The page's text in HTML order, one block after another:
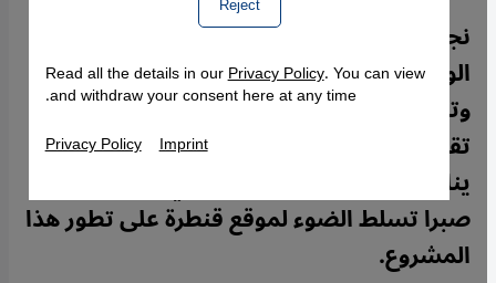
نجح موسيقار الأجيال المصري محمد عبد
الوهاب في توحيد فنانين من ألمانيا ومصر
وتركيا أسسوا سويةً "أوركسترا تبادُل" التي
تقدم أعمال عبد الوهاب بشكل حديث
يناسب ذوق المستمع الأوروبي أيضا. مارتينا
صبرا تسلط الضوء لموقع قنطرة على تطور هذا
المشروع.
Reject
Read all the details in ourPrivacy Policy. You can view
and withdraw your consent here at any time.
Privacy Policy Imprint